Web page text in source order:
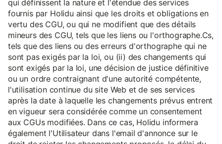
qui définissent la nature et l'étendue des services
fournis par Holidu ainsi que les droits et obligations en
vertu des CGU, ou qui ne modifient que des détails
mineurs des CGU, tels que les liens ou l'orthographe.Cs,
tels que des liens ou des erreurs d'orthographe qui ne
sont pas exigés par la loi, ou (ii) des changements qui
sont exigés par la loi, une décision de justice définitive
ou un ordre contraignant d'une autorité compétente,
l'utilisation continue du site Web et de ses services
après la date à laquelle les changements prévus entrent
en vigueur sera considérée comme un consentement
aux CGUs modifiées. Dans ce cas, Holidu informera
également l'Utilisateur dans l'email d'annonce sur le